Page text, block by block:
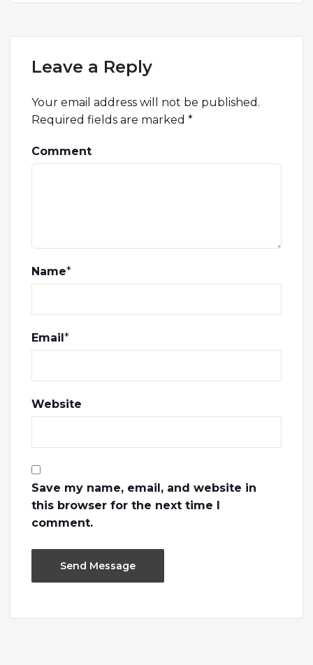
Leave a Reply
Your email address will not be published.
Required fields are marked *
Comment
Name*
Email*
Website
Save my name, email, and website in
this browser for the next time I
comment.